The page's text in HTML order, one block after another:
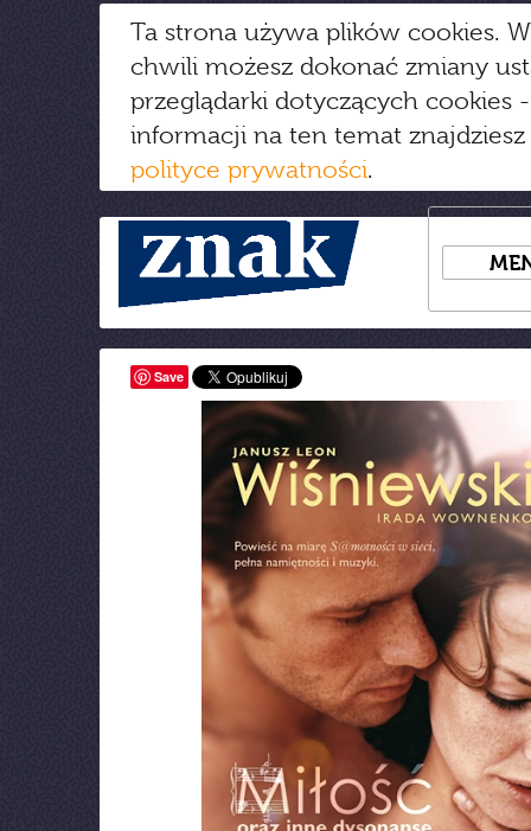
Ta strona używa plików cookies.
chwili możesz dokonać zmiany
przeglądarki dotyczących cookies
informacji na ten temat
polityce prywatności.
Save